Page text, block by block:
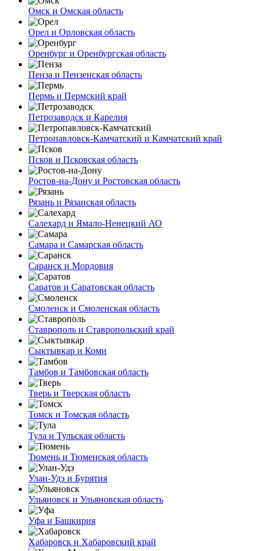
Омск и Омская область
Орел и Орловская область
Оренбург и Оренбургская область
Пенза и Пензенская область
Пермь и Пермский край
Петрозаводск и Карелия
Петропавловск-Камчатский и Камчатский край
Псков и Псковская область
Ростов-на-Дону и Ростовская область
Рязань и Рязанская область
Салехард и Ямало-Ненецкий АО
Самара и Самарская область
Саранск и Мордовия
Саратов и Саратовская область
Смоленск и Смоленская область
Ставрополь и Ставропольский край
Сыктывкар и Коми
Тамбов и Тамбовская область
Тверь и Тверская область
Томск и Томская область
Тула и Тульская область
Тюмень и Тюменская область
Улан-Удэ и Бурятия
Ульяновск и Ульяновская область
Уфа и Башкирия
Хабаровск и Хабаровский край